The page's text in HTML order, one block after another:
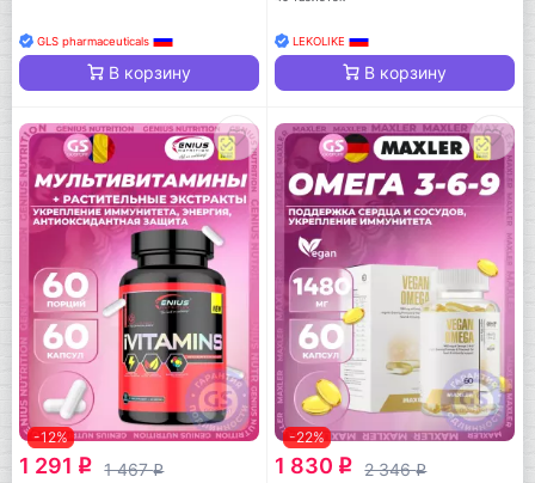
GLS pharmaceuticals
В корзину
LEKOLIKE
В корзину
-12%
1 291 q 1 467q
-22%
1 830 q 2 346q